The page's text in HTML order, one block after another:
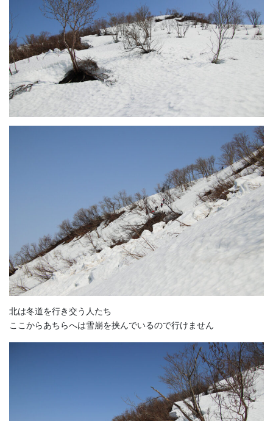
北は冬道を行き交う人たち
ここからあちらへは雪崩を挟んでいるので行けません